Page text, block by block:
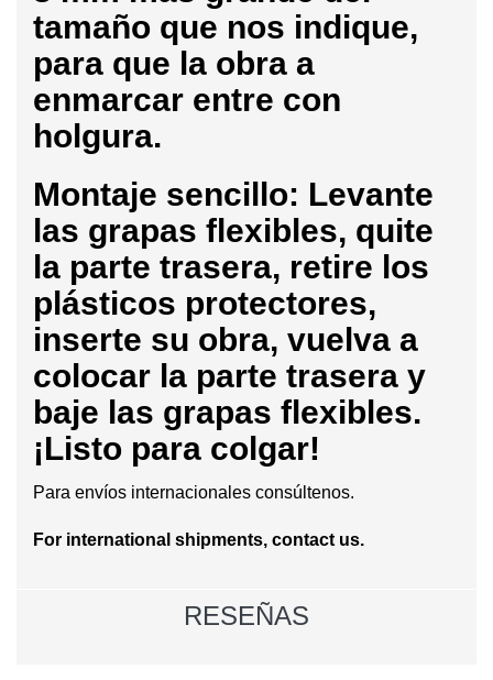
tamaño que nos indique,
para que la obra a
enmarcar entre con
holgura.
Montaje sencillo: Levante
las grapas flexibles, quite
la parte trasera, retire los
plásticos protectores,
inserte su obra, vuelva a
colocar la parte trasera y
baje las grapas flexibles.
¡Listo para colgar!
Para envíos internacionales consúltenos.
For international shipments, contact us.
RESEÑAS